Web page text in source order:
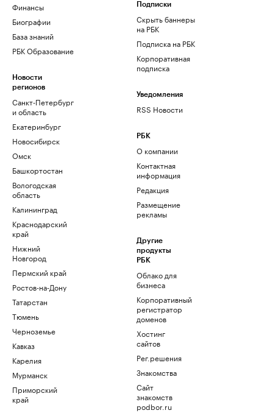
Финансы
Биографии
База знаний
РБК Образование
Новости
регионов
Санкт-Петербург
и область
Екатеринбург
Новосибирск
Омск
Башкортостан
Вологодская
область
Калининград
Краснодарский
край
Нижний
Новгород
Пермский край
Ростов-на-Дону
Татарстан
Тюмень
Черноземье
Кавказ
Карелия
Мурманск
Приморский
край
Подписки
Скрыть баннеры
на РБК
Подписка на РБК
Корпоративная
подписка
Уведомления
RSS Новости
РБК
О компании
Контактная
информация
Редакция
Размещение
рекламы
Другие
продукты
РБК
Облако для
бизнеса
Корпоративный
регистратор
доменов
Хостинг
сайтов
Рег.решения
Знакомства
Сайт
знакомств
podbor.ru